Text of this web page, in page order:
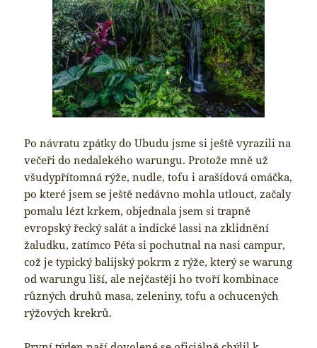
Po návratu zpátky do Ubudu jsme si ještě vyrazili na
večeři do nedalekého warungu. Protože mně už
všudypřítomná rýže, nudle, tofu i arašídová omáčka,
po které jsem se ještě nedávno mohla utlouct, začaly
pomalu lézt krkem, objednala jsem si trapně
evropský řecký salát a indické lassi na zklidnění
žaludku, zatímco Péťa si pochutnal na nasi campur,
což je typický balijský pokrm z rýže, který se warung
od warungu liší, ale nejčastěji ho tvoří kombinace
různých druhů masa, zeleniny, tofu a ochucených
rýžových krekrů.